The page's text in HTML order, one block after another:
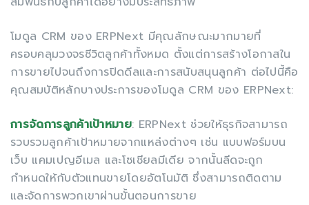
โมดูล CRM ของ ERPNext มีคุณลักษณะมากมายที่
ครอบคลุมวงจรชีวิตลูกค้าทั้งหมด ตั้งแต่การสร้างโอกาสใน
การขายไปจนถึงการปิดดีลและการสนับสนุนลูกค้า ต่อไปนี้คือ
คุณสมบัติหลักบางประการของโมดูล CRM ของ ERPNext:
การจัดการลูกค้าเป้าหมาย: ERPNext ช่วยให้ธุรกิจสามารถ
รวบรวมลูกค้าเป้าหมายจากแหล่งต่างๆ เช่น แบบฟอร์มบน
เว็บ แคมเปญอีเมล และโซเชียลมีเดีย จากนั้นลีดจะถูก
กำหนดให้กับตัวแทนขายโดยอัตโนมัติ ซึ่งสามารถติดตาม
และจัดการพวกเขาผ่านขั้นตอนการขาย